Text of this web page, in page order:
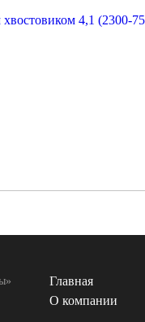
Главная
О компании